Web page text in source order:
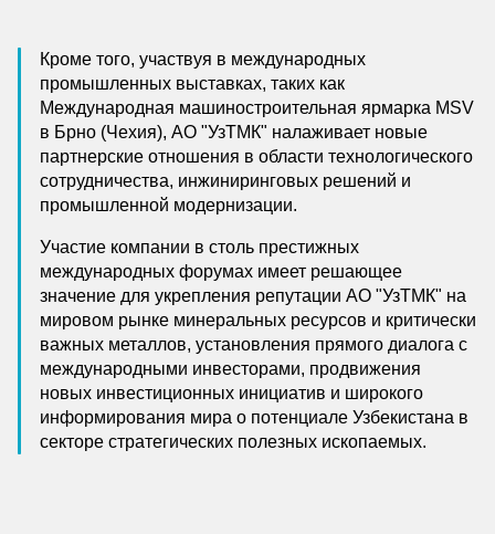
Кроме того, участвуя в международных
промышленных выставках, таких как
Международная машиностроительная ярмарка MSV
в Брно (Чехия), АО "УзТМК" налаживает новые
партнерские отношения в области технологического
сотрудничества, инжиниринговых решений и
промышленной модернизации.
Участие компании в столь престижных
международных форумах имеет решающее
значение для укрепления репутации АО "УзТМК" на
мировом рынке минеральных ресурсов и критически
важных металлов, установления прямого диалога с
международными инвесторами, продвижения
новых инвестиционных инициатив и широкого
информирования мира о потенциале Узбекистана в
секторе стратегических полезных ископаемых.